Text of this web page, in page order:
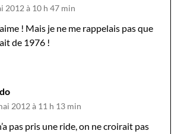
2012 à 10 h 47 min
! Mais je ne me rappelais pas que
de 1976 !
2012 à 11 h 13 min
pas pris une ride, on ne croirait pas